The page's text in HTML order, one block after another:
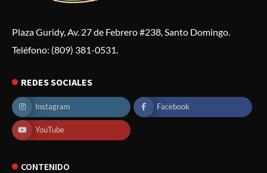
Plaza Guridy, Av. 27 de Febrero #238, Santo Domingo.
Teléfono: (809) 381-0531.
REDES SOCIALES
Instagram Facebook
YouTube
CONTENIDO